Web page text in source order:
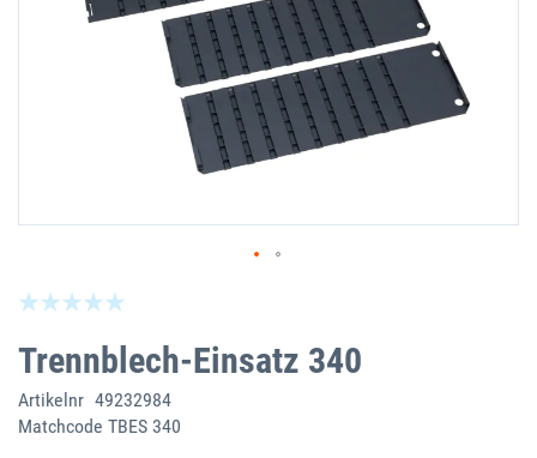
Trennblech-Einsatz 340
Artikelnr 49232984
Matchcode TBES 340
Anfang
Bildgalerie